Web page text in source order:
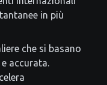
in più
che si basano
accurata.